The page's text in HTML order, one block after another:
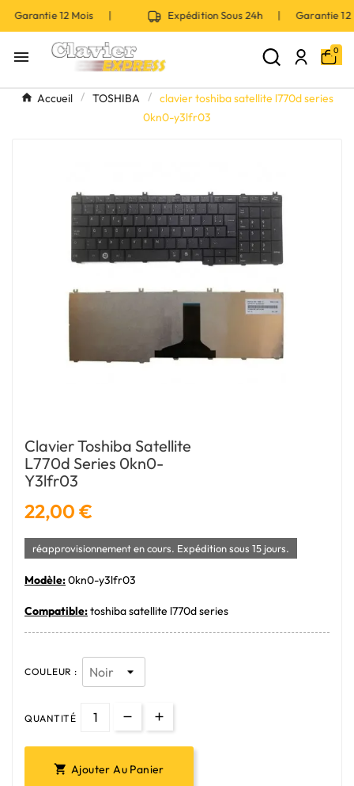
Garantie 12 Mois | Expédition Sous 24h | Garantie
 0
Accueil TOSHIBA
clavier toshiba satellite l770d series
0kn0-y3lfr03
Clavier Toshiba Satellite
L770d Series 0kn0-
Y3lfr03
22,00 €
réapprovisionnement en cours. Expédition sous 15 jours.
Modèle:0kn0-y3lfr03
Compatible:toshiba satellite l770d series
COULEUR :
QUANTITÉ
 Ajouter Au Panier